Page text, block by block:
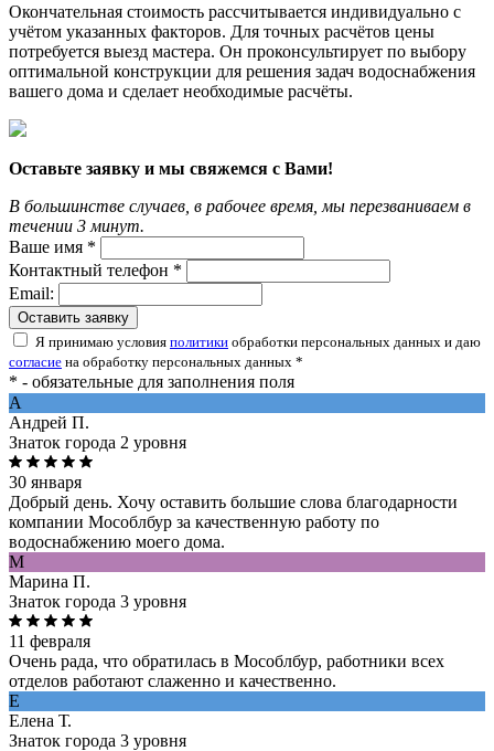
Окончательная стоимость рассчитывается индивидуально с
учётом указанных факторов. Для точных расчётов цены
потребуется выезд мастера. Он проконсультирует по выбору
оптимальной конструкции для решения задач водоснабжения
вашего дома и сделает необходимые расчёты.
Оставьте заявку и мы свяжемся с Вами!
В большинстве случаев, в рабочее время, мы перезваниваем в
течении 3 минут.
Ваше имя *
Контактный телефон *
Email:
Оставить заявку
Я принимаю условия политики обработки персональных данных и даю
согласие на обработку персональных данных *
* - обязательные для заполнения поля
A
Андрей П.
Знаток города 2 уровня
30 января
Добрый день. Хочу оставить большие слова благодарности
компании Мособлбур за качественную работу по
водоснабжению моего дома.
М
Марина П.
Знаток города 3 уровня
11 февраля
Очень рада, что обратилась в Мособлбур, работники всех
отделов работают слаженно и качественно.
Е
Елена Т.
Знаток города 3 уровня